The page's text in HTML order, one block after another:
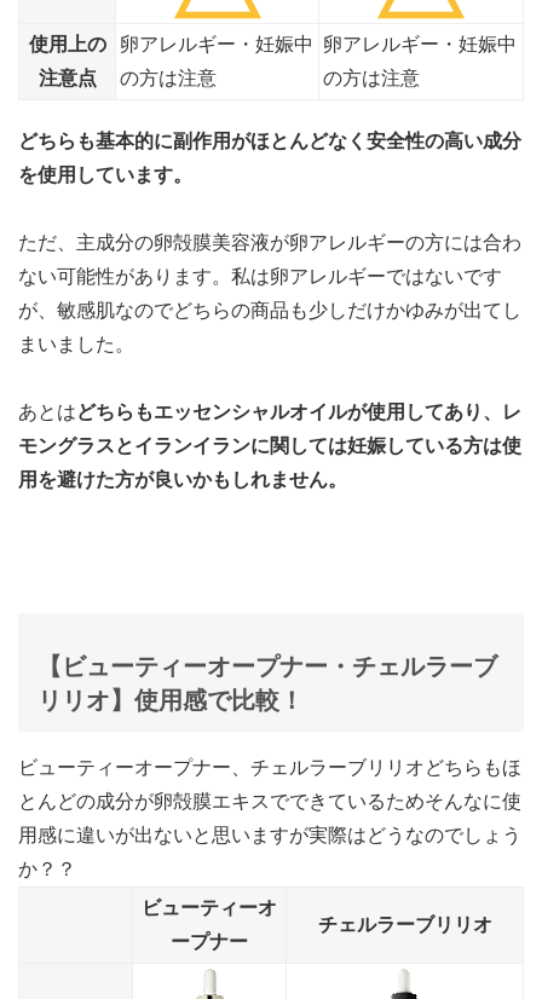
使用上の
注意点
卵アレルギー・妊娠中
の方は注意
卵アレルギー・妊娠中
の方は注意
どちらも基本的に副作用がほとんどなく安全性の高い成分
を使用しています。
ただ、主成分の卵殻膜美容液が卵アレルギーの方には合わ
ない可能性があります。私は卵アレルギーではないです
が、敏感肌なのでどちらの商品も少しだけかゆみが出てし
まいました。
あとはどちらもエッセンシャルオイルが使用してあり、レ
モングラスとイランイランに関しては妊娠している方は使
用を避けた方が良いかもしれません。
【ビューティーオープナー・チェルラーブ
リリオ】使用感で比較！
ビューティーオープナー、チェルラーブリリオどちらもほ
とんどの成分が卵殻膜エキスでできているためそんなに使
用感に違いが出ないと思いますが実際はどうなのでしょう
か？？
ビューティーオ
ープナー
チェルラーブリリオ